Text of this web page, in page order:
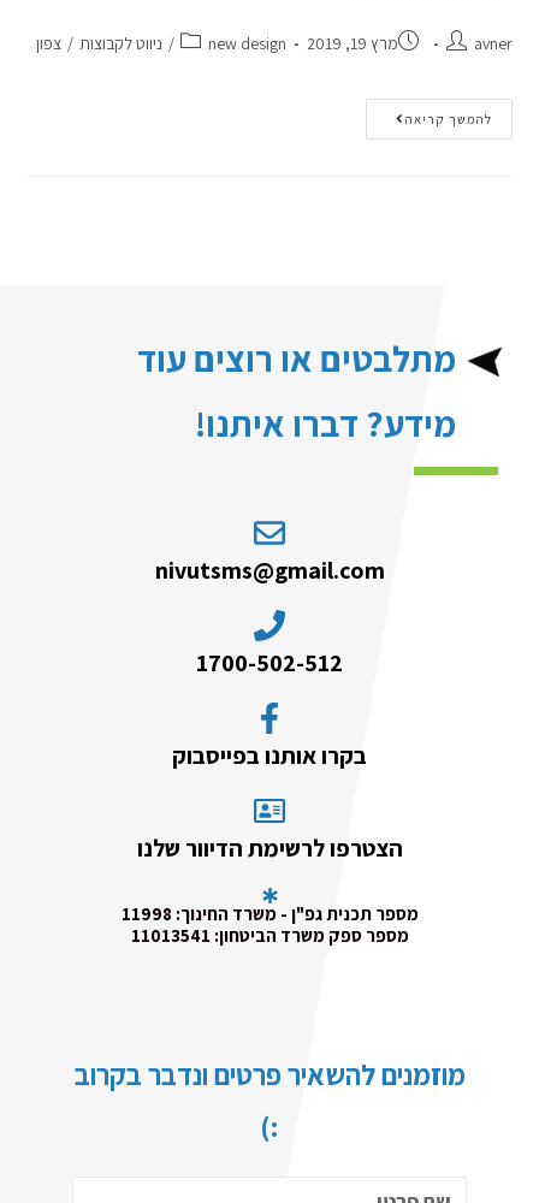
avner מרץ 19, 2019 new design
/ ניווט לקבוצות / צפון
להמשך קריאה
מתלבטים או רוצים עוד
מידע? דברו איתנו!
nivutsms@gmail.com
1700-502-512
בקרו אותנו בפייסבוק
הצטרפו לרשימת הדיוור שלנו
מספר תכנית גפ"ן - משרד החינוך: 11998
מספר ספק משרד הביטחון: 11013541
מוזמנים להשאיר פרטים ונדבר בקרוב
:)